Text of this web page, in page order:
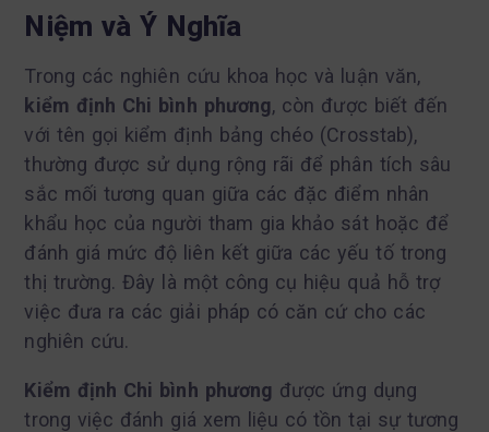
Niệm và Ý Nghĩa
Trong các nghiên cứu khoa học và luận văn,
kiểm định Chi bình phương, còn được biết đến
với tên gọi kiểm định bảng chéo (Crosstab),
thường được sử dụng rộng rãi để phân tích sâu
sắc mối tương quan giữa các đặc điểm nhân
khẩu học của người tham gia khảo sát hoặc để
đánh giá mức độ liên kết giữa các yếu tố trong
thị trường. Đây là một công cụ hiệu quả hỗ trợ
việc đưa ra các giải pháp có căn cứ cho các
nghiên cứu.
Kiểm định Chi bình phương được ứng dụng
trong việc đánh giá xem liệu có tồn tại sự tương